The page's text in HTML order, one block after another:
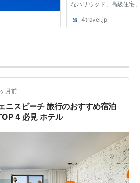
なハリウッド、高級住宅
が立ち並ぶビバリーヒル
名なビーチ、サンタモニ
4travel.jp
月前
ニスビーチ 旅行のおすすめ宿泊
4 必見 ホテル